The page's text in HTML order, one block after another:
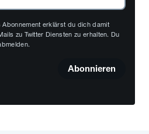
erklärst du dich damit
zu Twitter Diensten zu erhalten. Du
Abonnieren